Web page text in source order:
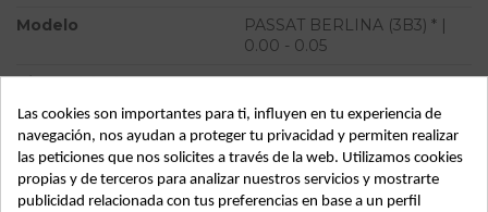
Modelo
PASSAT BERLINA (3B3) * |
0.00 - 0.05
Tipo vehículo
Turismo
Almacén
49349
SubAlmacén
362
SubSubAlmacén
100028995
Las cookies son importantes para ti, influyen en tu experiencia de
navegación, nos ayudan a proteger tu privacidad y permiten realizar
las peticiones que nos solicites a través de la web. Utilizamos cookies
propias y de terceros para analizar nuestros servicios y mostrarte
publicidad relacionada con tus preferencias en base a un perfil